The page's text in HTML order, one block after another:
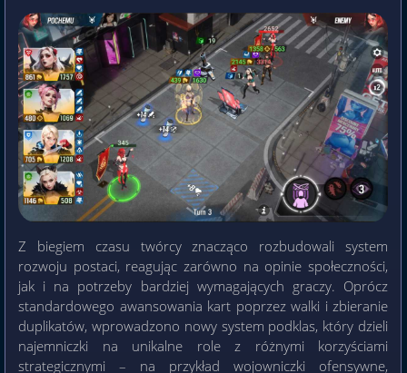
Z biegiem czasu twórcy znacząco rozbudowali system
rozwoju postaci, reagując zarówno na opinie społeczności,
jak i na potrzeby bardziej wymagających graczy. Oprócz
standardowego awansowania kart poprzez walki i zbieranie
duplikatów, wprowadzono nowy system podklas, który dzieli
najemniczki na unikalne role z różnymi korzyściami
strategicznymi – na przykład wojowniczki ofensywne,